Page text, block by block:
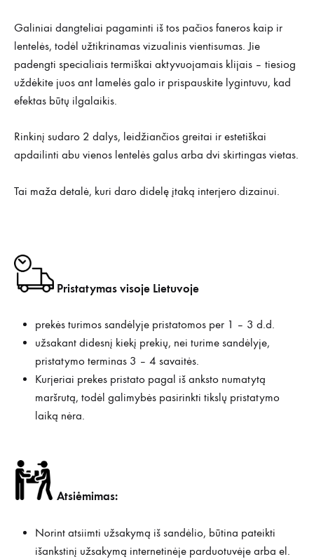
Galiniai dangteliai pagaminti iš tos pačios faneros kaip ir
lentelės, todėl užtikrinamas vizualinis vientisumas. Jie
padengti specialiais termiškai aktyvuojamais klijais – tiesiog
uždėkite juos ant lamelės galo ir prispauskite lygintuvu, kad
efektas būtų ilgalaikis.
Rinkinį sudaro 2 dalys, leidžiančios greitai ir estetiškai
apdailinti abu vienos lentelės galus arba dvi skirtingas vietas.
Tai maža detalė, kuri daro didelę įtaką interjero dizainui.
Pristatymas visoje Lietuvoje
prekės turimos sandėlyje pristatomos per 1 – 3 d.d.
užsakant didesnį kiekį prekių, nei turime sandėlyje,
pristatymo terminas 3 – 4 savaitės.
Kurjeriai prekes pristato pagal iš anksto numatytą
maršrutą, todėl galimybės pasirinkti tikslų pristatymo
laiką nėra.
Atsiėmimas:
Norint atsiimti užsakymą iš sandėlio, būtina pateikti
išankstinį užsakymą internetinėje parduotuvėje arba el.